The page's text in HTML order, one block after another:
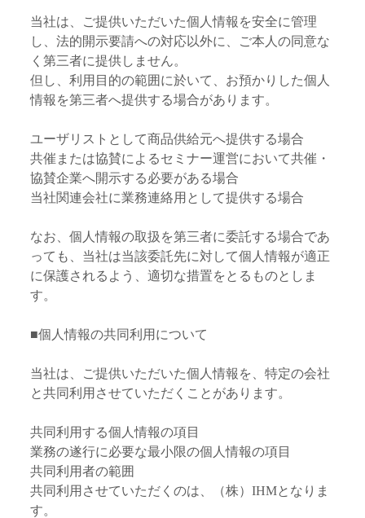
当社は、ご提供いただいた個人情報を安全に管理
し、法的開示要請への対応以外に、ご本人の同意な
く第三者に提供しません。
但し、利用目的の範囲に於いて、お預かりした個人
情報を第三者へ提供する場合があります。
ユーザリストとして商品供給元へ提供する場合
共催または協賛によるセミナー運営において共催・
協賛企業へ開示する必要がある場合
当社関連会社に業務連絡用として提供する場合
なお、個人情報の取扱を第三者に委託する場合であ
っても、当社は当該委託先に対して個人情報が適正
に保護されるよう、適切な措置をとるものとしま
す。
■個人情報の共同利用について
当社は、ご提供いただいた個人情報を、特定の会社
と共同利用させていただくことがあります。
共同利用する個人情報の項目
業務の遂行に必要な最小限の個人情報の項目
共同利用者の範囲
共同利用させていただくのは、（株）IHMとなりま
す。